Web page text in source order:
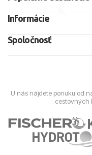
Informácie
Spoločnosť
U nás nájdete ponuku od
cestovných